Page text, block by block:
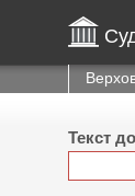
Текст